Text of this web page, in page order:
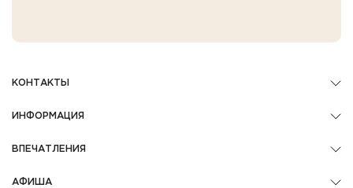
КОНТАКТЫ
ИНФОРМАЦИЯ
ВПЕЧАТЛЕНИЯ
АФИША